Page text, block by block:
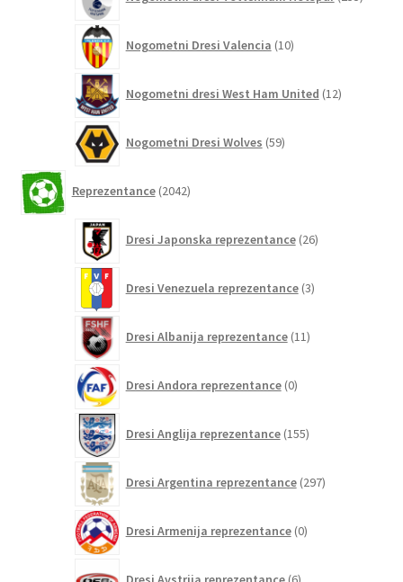
Nogometni Dresi Valencia 10izdelkov
Nogometni dresi West Ham United 12izdelkov
Nogometni Dresi Wolves 59izdelkov
Reprezentance 2042izdelkov
Dresi Japonska reprezentance 26izdelkov
Dresi Venezuela reprezentance 3izdelki
Dresi Albanija reprezentance 11izdelkov
Dresi Andora reprezentance 0izdelkov
Dresi Anglija reprezentance 155izdelkov
Dresi Argentina reprezentance 297izdelkov
Dresi Armenija reprezentance 0izdelkov